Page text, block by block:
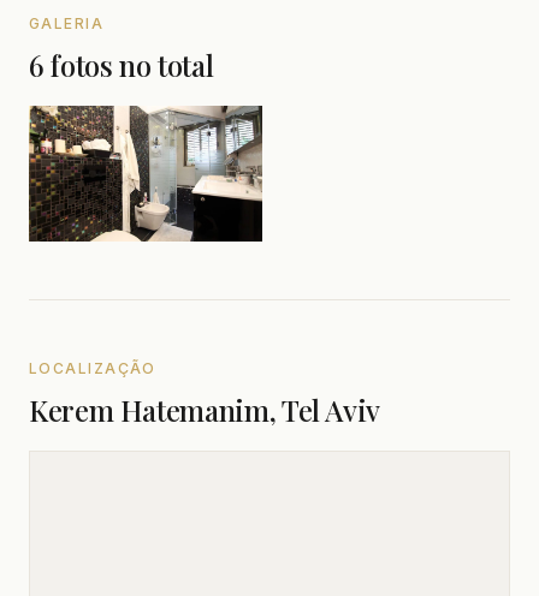
GALERIA
6 fotos no total
LOCALIZAÇÃO
Kerem Hatemanim, Tel Aviv